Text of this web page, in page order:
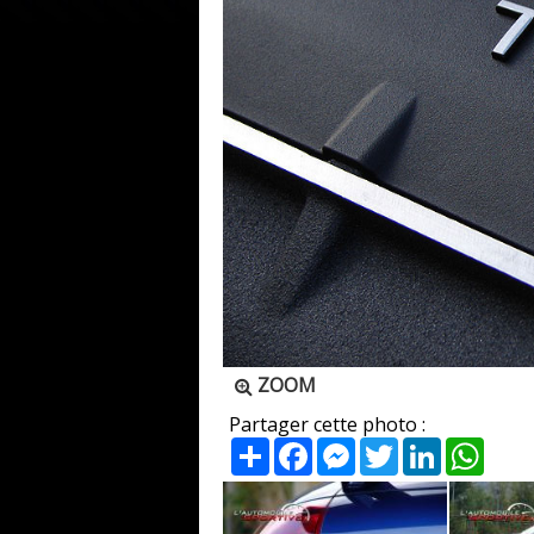
ZOOM
Partager cette photo :
PartagerFacebookMessenger
TwitterLinkedIn